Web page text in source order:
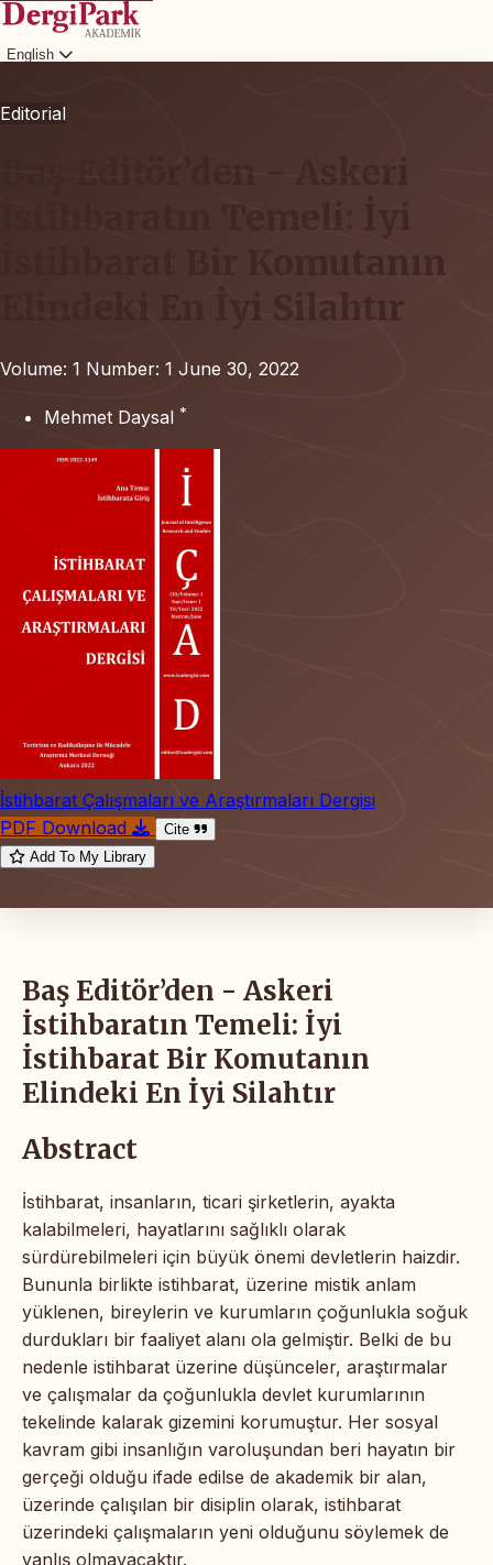
English
Editorial
Baş Editör’den - Askeri
İstihbaratın Temeli: İyi
İstihbarat Bir Komutanın
Elindeki En İyi Silahtır
Volume: 1 Number: 1 June 30, 2022
Mehmet Daysal *
İstihbarat Çalışmaları ve Araştırmaları Dergisi
PDF Download
Cite
Add To My Library
Baş Editör’den - Askeri
İstihbaratın Temeli: İyi
İstihbarat Bir Komutanın
Elindeki En İyi Silahtır
Abstract
İstihbarat, insanların, ticari şirketlerin, ayakta
kalabilmeleri, hayatlarını sağlıklı olarak
sürdürebilmeleri için büyük önemi devletlerin haizdir.
Bununla birlikte istihbarat, üzerine mistik anlam
yüklenen, bireylerin ve kurumların çoğunlukla soğuk
durdukları bir faaliyet alanı ola gelmiştir. Belki de bu
nedenle istihbarat üzerine düşünceler, araştırmalar
ve çalışmalar da çoğunlukla devlet kurumlarının
tekelinde kalarak gizemini korumuştur. Her sosyal
kavram gibi insanlığın varoluşundan beri hayatın bir
gerçeği olduğu ifade edilse de akademik bir alan,
üzerinde çalışılan bir disiplin olarak, istihbarat
üzerindeki çalışmaların yeni olduğunu söylemek de
yanlış olmayacaktır.